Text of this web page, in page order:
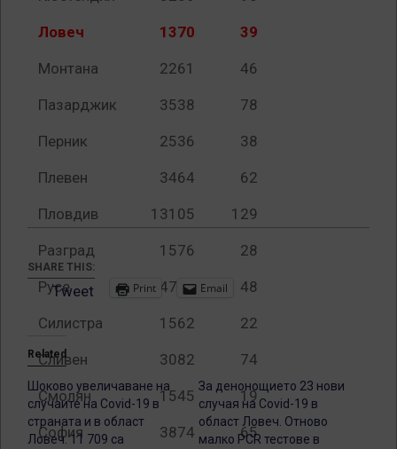
Ловеч 1370 39
Монтана 2261 46
Пазарджик 3538 78
Перник 2536 38
Плевен 3464 62
Пловдив 13105 129
Разград 1576 28
Русе 4786 48
Силистра 1562 22
Сливен 3082 74
Смолян 1545 19
София 3874 65
SHARE THIS:
Tweet Print Email
Related
Шоково увеличаване на
случаите на Covid-19 в
страната и в област
Ловеч. 11 709 са
За денонощието 23 нови
случая на Covid-19 в
област Ловеч. Отново
малко PCR тестове в